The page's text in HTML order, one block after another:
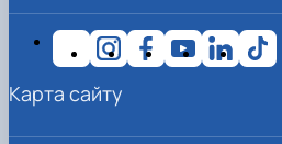
Карта сайту